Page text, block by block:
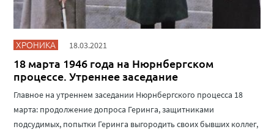
ХРОНИКА 18.03.2021
18 марта 1946 года на Нюрнбергском
процессе. Утреннее заседание
Главное на утреннем заседании Нюрнбергского процесса 18
марта: продолжение допроса Геринга, защитниками
подсудимых, попытки Геринга выгородить своих бывших коллег,